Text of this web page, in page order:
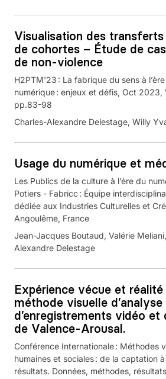
Visualisation des
de cohortes – Étude de
de non-violence
H2PTM'23 : La fabrique du sens à
numérique : enjeux et défis, Oct 2023,
pp.83-98
Charles-Alexandre Delestage, Willy
Usage du numérique et
Les Publics de la culture à l’ère du
Potiers - Fabricc : Équipe
dédiée aux Industries Culturelles et
Angoulême, France
Jean-Jacques Boutaud, Valérie
Alexandre Delestage
Expérience vécue et
méthode visuelle
d’enregistrements vidéo et
de Valence-Arousal.
Conférence Internationale : Méthodes
humaines et sociales : de la captation
résultats. Données, méthodes,